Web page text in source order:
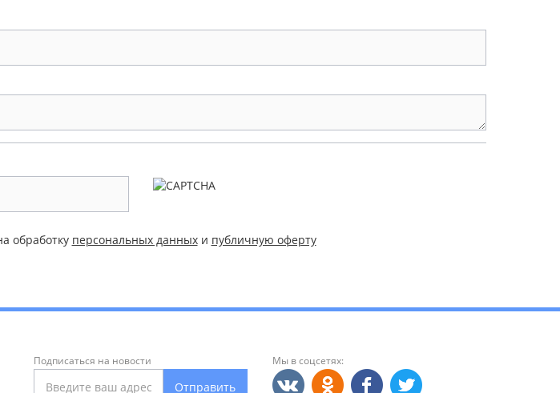
обработку персональных данныхи публичную оферту
Подписаться на новости
Отправить
Мы в соцсетях: